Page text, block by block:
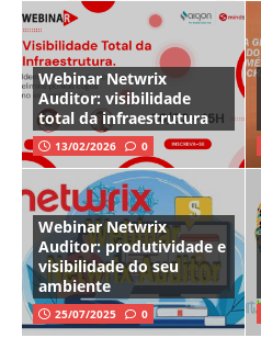
Webinar Netwrix
Auditor: visibilidade
total da infraestrutura
13/02/2026 0
Webinar Netwrix
Auditor: produtividade e
visibilidade do seu
ambiente
25/07/2025 0